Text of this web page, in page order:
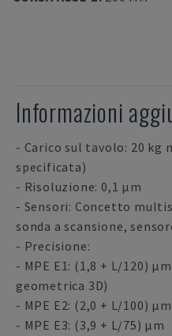
Informazioni
- Carico sul tavolo: 20 kg
specificata)
- Risoluzione: 0,1 µm
- Sensori: Concetto
sonda a scansione,
- Precisione:
- MPE E1: (1,8 + L/120)
geometrica 3D)
- MPE E2: (2,0 + L/100) µm
- MPE E3: (3,9 + L/75) µm